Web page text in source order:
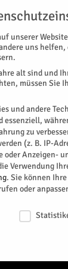
Twitter
unserer
uns helfen,
alt sind und
müssen Sie
und andere
essenziell,
zu
(z. B. IP-
oder Anzeigen-
Verwendung
. Sie können
oder